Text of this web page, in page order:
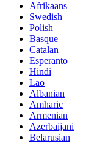
Afrikaans
Swedish
Polish
Basque
Catalan
Esperanto
Hindi
Lao
Albanian
Amharic
Armenian
Azerbaijani
Belarusian